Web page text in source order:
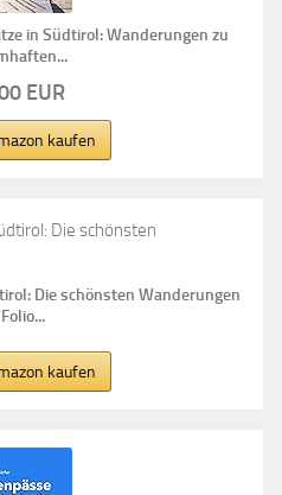
in Südtirol: Wanderungen zu
EUR
kaufen
Die schönsten Wanderungen
kaufen